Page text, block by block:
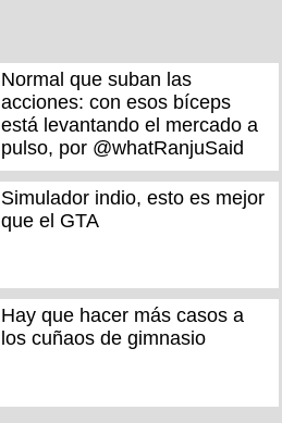
Normal que suban las
acciones: con esos bíceps
está levantando el mercado a
pulso, por @whatRanjuSaid
Simulador indio, esto es mejor
que el GTA
Hay que hacer más casos a
los cuñaos de gimnasio